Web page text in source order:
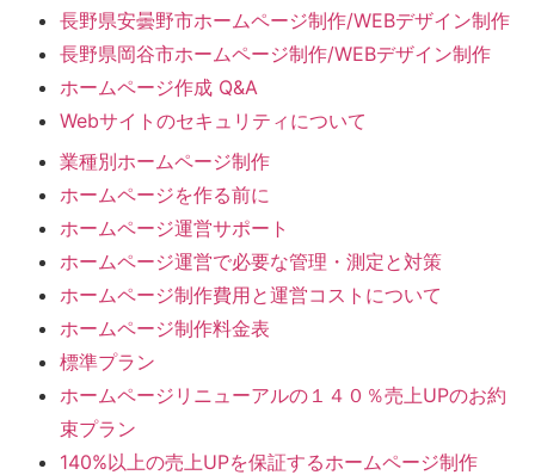
長野県安曇野市ホームページ制作/WEBデザイン制作
長野県岡谷市ホームページ制作/WEBデザイン制作
ホームページ作成 Q&A
Webサイトのセキュリティについて
業種別ホームページ制作
ホームページを作る前に
ホームページ運営サポート
ホームページ運営で必要な管理・測定と対策
ホームページ制作費用と運営コストについて
ホームページ制作料金表
標準プラン
ホームページリニューアルの１４０％売上UPのお約
束プラン
140%以上の売上UPを保証するホームページ制作